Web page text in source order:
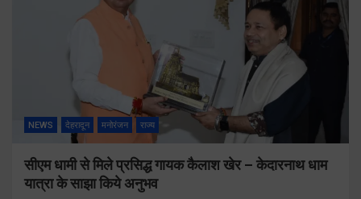
NEWS देहरादून मनोरंजन राज्य
सीएम धामी से मिले प्रसिद्ध गायक कैलाश खेर – केदारनाथ धाम
यात्रा के साझा किये अनुभव